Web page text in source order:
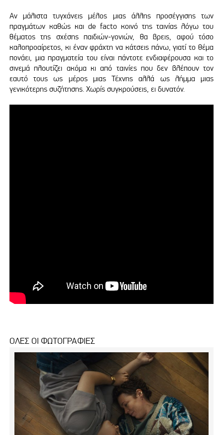
Αν μάλιστα τυγχάνεις μέλος μιας άλλης προσέγγισης των
πραγμάτων καθώς και de facto κοινό της ταινίας λόγω του
θέματος της σχέσης παιδιών-γονιών, θα βρεις, αφού τόσο
καλοπροαίρετος, κι έναν φράχτη να κάτσεις πάνω, γιατί το θέμα
πονάει, μια πραγματεία του είναι πάντοτε ενδιαφέρουσα και το
σινεμά πλουτίζει ακόμα κι από ταινίες που δεν βλέπουν τον
εαυτό τους ως μέρος μιας Τέχνης αλλά ως λήμμα μιας
γενικότερης συζήτησης. Χωρίς συγκρούσεις, ει δυνατόν.
ΟΛΕΣ ΟΙ ΦΩΤΟΓΡΑΦΙΕΣ